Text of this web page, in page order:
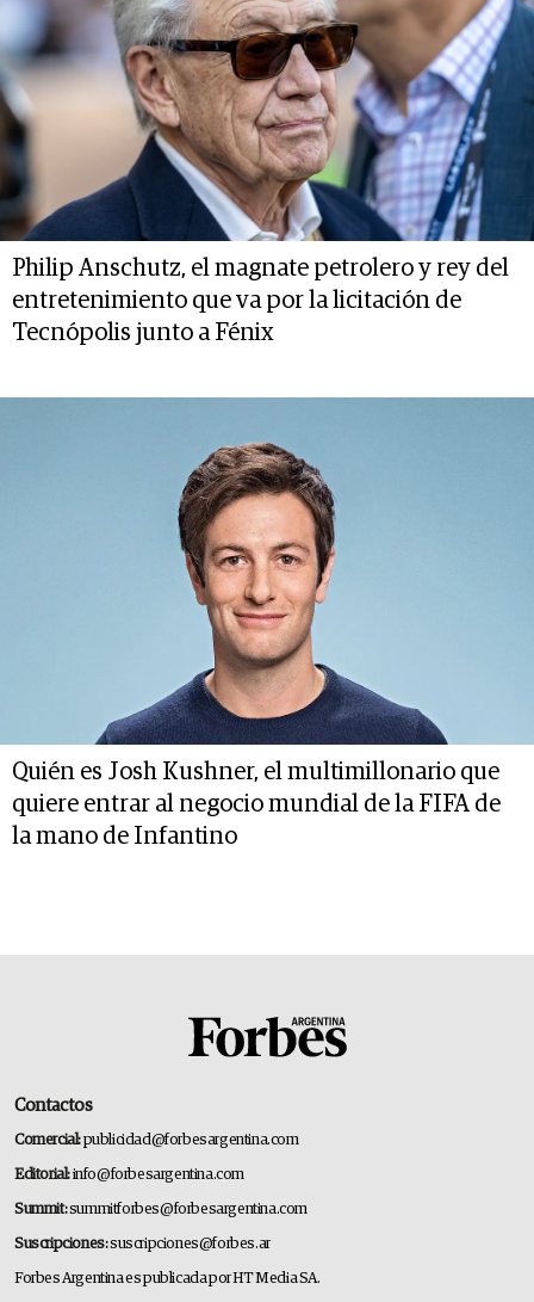
Philip Anschutz, el magnate petrolero y rey del
entretenimiento que va por la licitación de
Tecnópolis junto a Fénix
Quién es Josh Kushner, el multimillonario que
quiere entrar al negocio mundial de la FIFA de
la mano de Infantino
Contactos
Comercial:publicidad@forbesargentina.com
Editorial:info@forbesargentina.com
Summit:summitforbes@forbesargentina.com
Suscripciones:suscripciones@forbes.ar
Forbes Argentina es publicada por HT Media SA.